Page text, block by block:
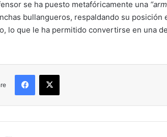
se ha puesto metafóricamente una
bullangueros, respaldando su
lo que le ha permitido convertirse en una
Facebook
X